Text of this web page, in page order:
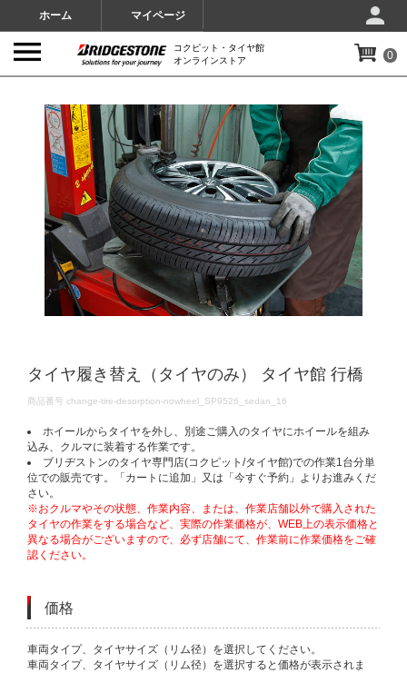
ホーム マイページ
コクピット・タイヤ館
オンラインストア
0
タイヤ履き替え（タイヤのみ） タイヤ館 行橋
DETAILS
商品番号 change-tire-desorption-nowheel_SP9526_sedan_16
ホイールからタイヤを外し、別途ご購入のタイヤにホイールを組み
込み、クルマに装着する作業です。
ブリヂストンのタイヤ専門店(コクピット/タイヤ館)での作業1台分単
位での販売です。「カートに追加」又は「今すぐ予約」よりお進みくだ
さい。
※おクルマやその状態、作業内容、または、作業店舗以外で購入された
タイヤの作業をする場合など、実際の作業価格が、WEB上の表示価格と
異なる場合がございますので、必ず店舗にて、作業前に作業価格をご確
認ください。
価格
VARIATIONS
車両タイプ、タイヤサイズ（リム径）を選択してください。
車両タイプ、タイヤサイズ（リム径）を選択すると価格が表示されま